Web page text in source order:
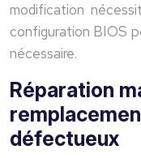
modification
configuration BIOS
nécessaire.
Réparation
défectueux